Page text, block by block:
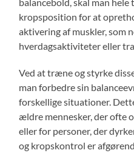
kropsposition for at
aktivering af muskler, som
hverdagsaktiviteter eller
Ved at træne og styrke
man forbedre sin
forskellige situationer.
ældre mennesker, der ofte
eller for personer, der
og kropskontrol er